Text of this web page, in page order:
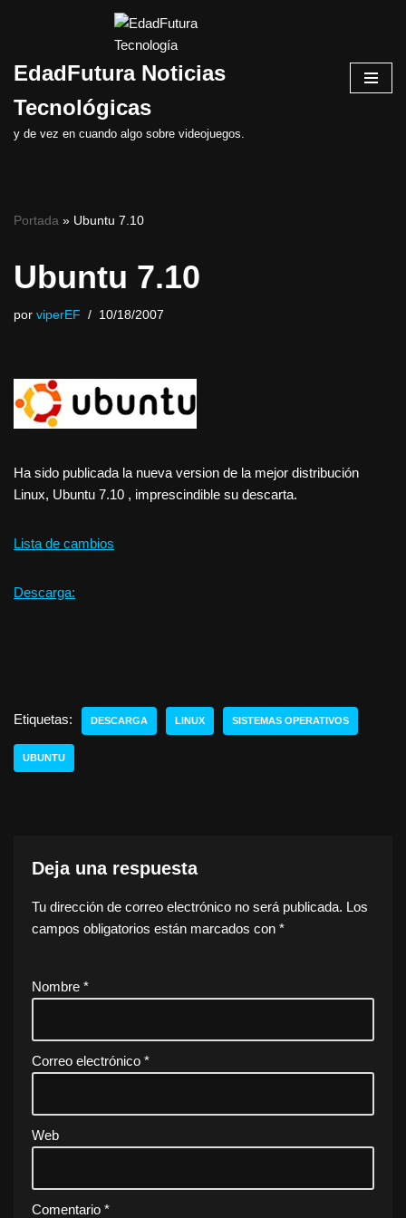
al
EdadFutura Noticias
Tecnológicas
y de vez en cuando algo sobre videojuegos.
Portada » Ubuntu 7.10
Ubuntu 7.10
por viperEF 10/18/2007
Ha sido publicada la nueva version de la mejor distribución
Linux, Ubuntu 7.10 , imprescindible su descarta.
Lista de cambios
Descarga:
Etiquetas: DESCARGA LINUX SISTEMAS OPERATIVOS
UBUNTU
Deja una respuesta
Tu dirección de correo electrónico no será publicada. Los
campos obligatorios están marcados con *
Nombre *
Correo electrónico *
Web
Comentario *